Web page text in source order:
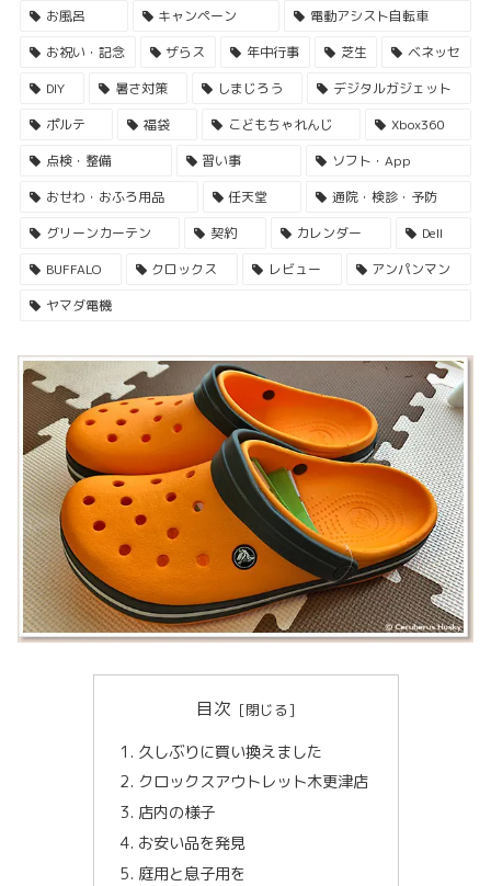
お風呂
キャンペーン
電動アシスト自転車
お祝い・記念
ザらス 年中行事 芝生
ベネッセ
DIY
暑さ対策 しまじろう
デジタルガジェット
ポルテ
福袋 こどもちゃれんじ
Xbox360
点検・整備
習い事
ソフト・App
おせわ・おふろ用品
任天堂
通院・検診・予防
グリーンカーテン
契約 カレンダー
Dell
BUFFALO
クロックス レビュー
アンパンマン
ヤマダ電機
目次
久しぶりに買い換えました
クロックスアウトレット木更津店
店内の様子
お安い品を発見
庭用と息子用を